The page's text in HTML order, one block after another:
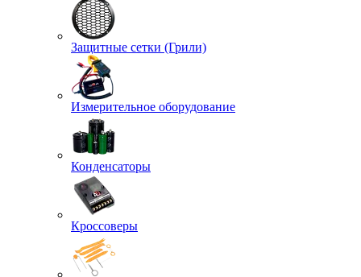
Защитные сетки (Грили)
Измерительное оборудование
Конденсаторы
Кроссоверы